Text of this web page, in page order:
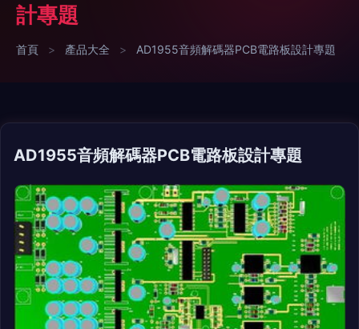
計專題
首頁 > 產品大全 > AD1955音頻解碼器PCB電路板設計專題
AD1955音頻解碼器PCB電路板設計專題